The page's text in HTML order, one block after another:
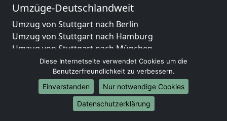
Umzüge-Deutschlandweit
Umzug von Stuttgart nach Berlin
Umzug von Stuttgart nach Hamburg
Umzug von Stuttgart nach München
Umzug von Stuttgart nach Köln
Umzug von Stuttgart nach Frankfurt am Main
Umzug von Stuttgart nach Stuttgart
Umzug von Stuttgart nach Düsseldorf
Umzug von Stuttgart nach Leipzig
Diese Internetseite verwendet Cookies um die
Benutzerfreundlichkeit zu verbessern.
Einverstanden
Nur notwendige Cookies
Datenschutzerklärung